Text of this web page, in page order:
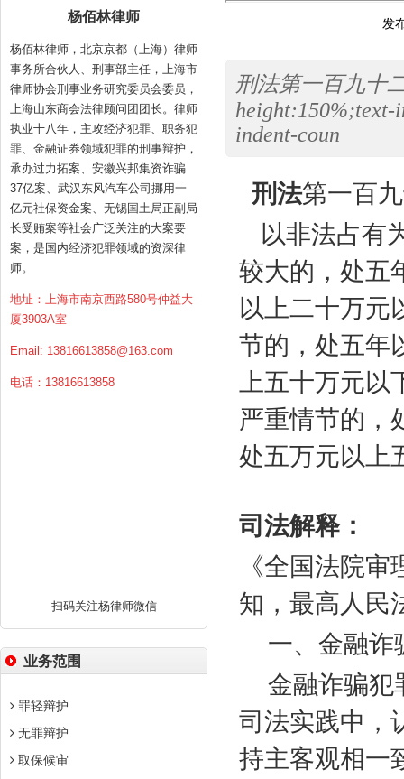
杨佰林律师
杨佰林律师，北京京都（上海）律师
事务所合伙人、刑事部主任，上海市
律师协会刑事业务研究委员会委员，
上海山东商会法律顾问团团长。律师
执业十八年，主攻经济犯罪、职务犯
罪、金融证券领域犯罪的刑事辩护，
承办过力拓案、安徽兴邦集资诈骗
37亿案、武汉东风汽车公司挪用一
亿元社保资金案、无锡国土局正副局
长受贿案等社会广泛关注的大案要
案，是国内经济犯罪领域的资深律
师。
地址：上海市南京西路580号仲益大
厦3903A室
Email: 13816613858@163.com
电话：13816613858
扫码关注杨律师微信
业务范围
罪轻辩护
无罪辩护
取保候审
发
刑法第一百九十
height:150%;text-
indent-coun
刑法第一百
以非法占有
较大的，处五
以上二十万元
节的，处五年
上五十万元
严重情节的，
处五万元以上
司法解释：
《全国法院
知，最高人民
一、金融诈
金融诈骗犯
司法实践中，
持主客观相一